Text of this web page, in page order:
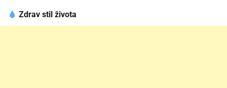
Zdrav stil života